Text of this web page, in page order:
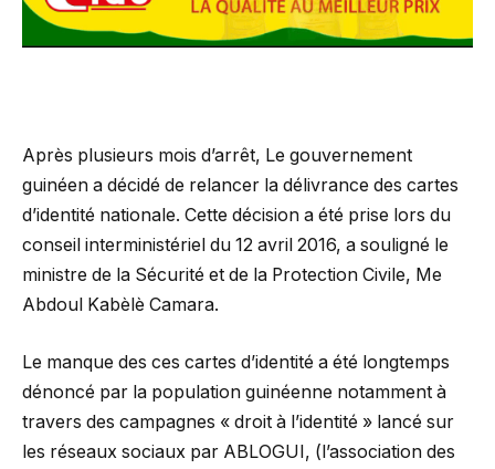
Après plusieurs mois d’arrêt, Le gouvernement
guinéen a décidé de relancer la délivrance des cartes
d’identité nationale. Cette décision a été prise lors du
conseil interministériel du 12 avril 2016, a souligné le
ministre de la Sécurité et de la Protection Civile, Me
Abdoul Kabèlè Camara.
Le manque des ces cartes d’identité a été longtemps
dénoncé par la population guinéenne notamment à
travers des campagnes « droit à l’identité » lancé sur
les réseaux sociaux par ABLOGUI, (l’association des